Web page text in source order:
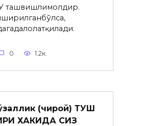
У ташвишлимолдир.
0 1.2к.
(чирой) ТУШ
ХАКИДА СИЗ